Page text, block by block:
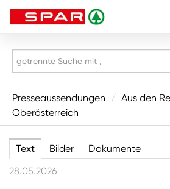
Presseaussendungen
National
Aus den Regionen
Vorarlberg
Presseaussendungen / Aus den
Oberösterreich
Text Bilder
Dokumente
28.05.2026